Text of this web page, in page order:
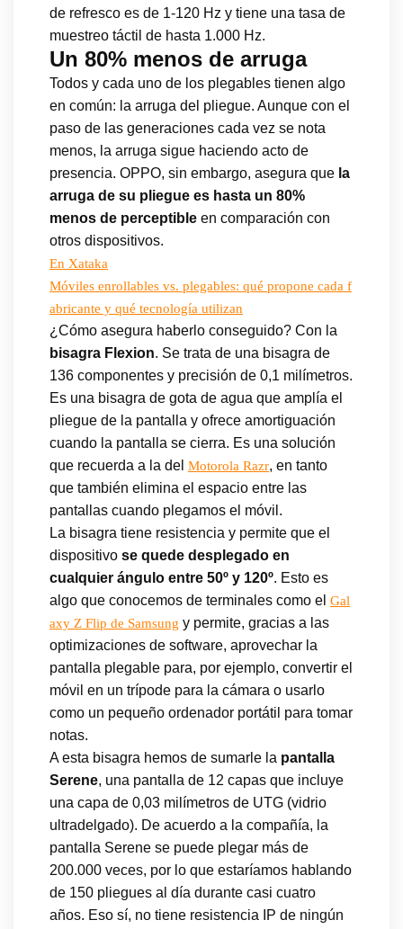
de refresco es de 1-120 Hz y tiene una tasa de
muestreo táctil de hasta 1.000 Hz.
Un 80% menos de arruga
Todos y cada uno de los plegables tienen algo
en común: la arruga del pliegue. Aunque con el
paso de las generaciones cada vez se nota
menos, la arruga sigue haciendo acto de
presencia. OPPO, sin embargo, asegura que la
arruga de su pliegue es hasta un 80%
menos de perceptible en comparación con
otros dispositivos.
En Xataka
Móviles enrollables vs. plegables: qué propone cada f
abricante y qué tecnología utilizan
¿Cómo asegura haberlo conseguido? Con la
bisagra Flexion. Se trata de una bisagra de
136 componentes y precisión de 0,1 milímetros.
Es una bisagra de gota de agua que amplía el
pliegue de la pantalla y ofrece amortiguación
cuando la pantalla se cierra. Es una solución
que recuerda a la del Motorola Razr, en tanto
que también elimina el espacio entre las
pantallas cuando plegamos el móvil.
La bisagra tiene resistencia y permite que el
dispositivo se quede desplegado en
cualquier ángulo entre 50º y 120º. Esto es
algo que conocemos de terminales como el Gal
axy Z Flip de Samsung y permite, gracias a las
optimizaciones de software, aprovechar la
pantalla plegable para, por ejemplo, convertir el
móvil en un trípode para la cámara o usarlo
como un pequeño ordenador portátil para tomar
notas.
A esta bisagra hemos de sumarle la pantalla
Serene, una pantalla de 12 capas que incluye
una capa de 0,03 milímetros de UTG (vidrio
ultradelgado). De acuerdo a la compañía, la
pantalla Serene se puede plegar más de
200.000 veces, por lo que estaríamos hablando
de 150 pliegues al día durante casi cuatro
años. Eso sí, no tiene resistencia IP de ningún